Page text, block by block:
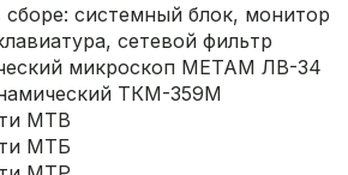
системный блок, монитор
сетевой фильтр
микроскоп МЕТАМ ЛВ-34
ТКМ-359М
МТВ
МТБ